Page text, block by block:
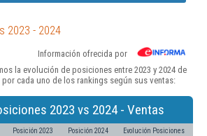
2023 - 2024
Información ofrecida por
la evolución de posiciones entre 2023 y 2024 de
por cada uno de los rankings según sus ventas:
2023 vs 2024 - Ventas
Posición 2023 Posición 2024 Evolución Posiciones